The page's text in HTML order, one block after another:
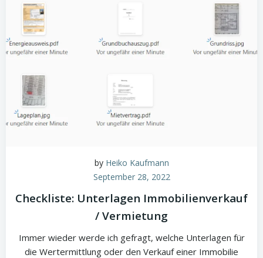
by Heiko Kaufmann
September 28, 2022
Checkliste: Unterlagen Immobilienverkauf
/ Vermietung
Immer wieder werde ich gefragt, welche Unterlagen für
die Wertermittlung oder den Verkauf einer Immobilie